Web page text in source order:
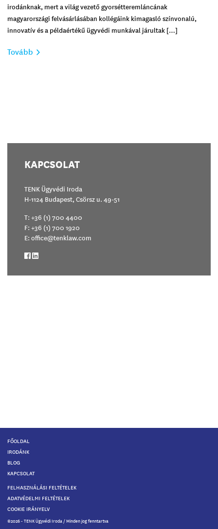
irodánknak, mert a világ vezető gyorsétteremláncának
magyarországi felvásárlásában kollégáink kimagasló színvonalú,
innovatív és a példaértékű ügyvédi munkával járultak […]
Tovább
KAPCSOLAT
TENK Ügyvédi Iroda
H-1124 Budapest, Csörsz u. 49-51
T: +36 (1) 700 4400
F: +36 (1) 700 1920
E: office@tenklaw.com
FŐOLDAL
IRODÁNK
BLOG
KAPCSOLAT
FELHASZNÁLÁSI FELTÉTELEK
ADATVÉDELMI FELTÉTELEK
COOKIE IRÁNYELV
©2026 - TENK Ügyvédi Iroda / Minden jog fenntartva